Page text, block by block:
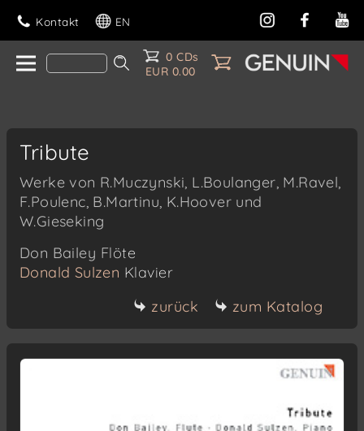
Kontakt EN
0 CDs
EUR 0.00
Tribute
Werke von R.Muczynski, L.Boulanger, M.Ravel,
F.Poulenc, B.Martinu, K.Hoover und
W.Gieseking
Don Bailey Flöte
Donald Sulzen Klavier
zurück
zum Katalog